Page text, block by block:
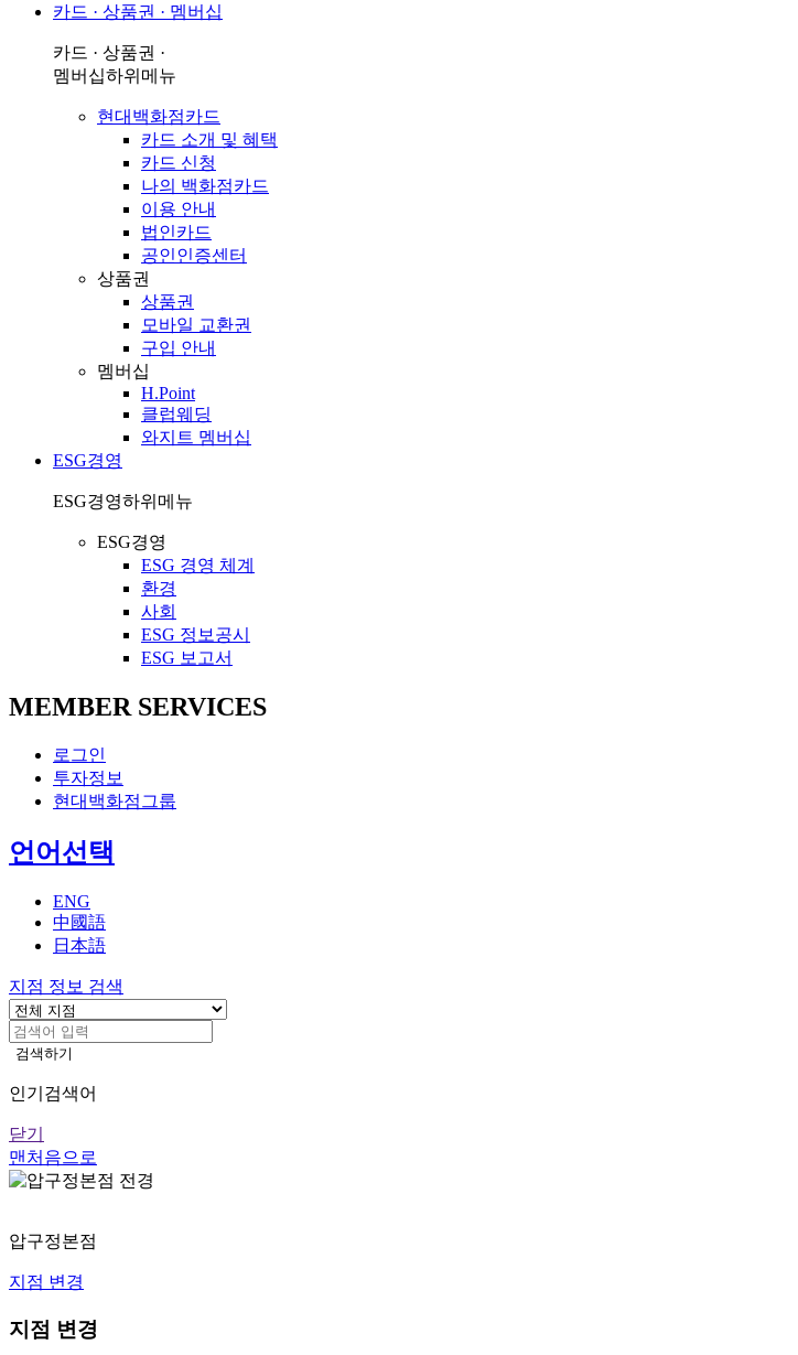
카드 · 상품권 · 멤버십
카드 · 상품권 ·
멤버십하위메뉴
현대백화점카드
카드 소개 및 혜택
카드 신청
나의 백화점카드
이용 안내
법인카드
공인인증센터
상품권
상품권
모바일 교환권
구입 안내
멤버십
H.Point
클럽웨딩
와지트 멤버십
ESG경영
ESG경영하위메뉴
ESG경영
ESG 경영 체계
환경
사회
ESG 정보공시
ESG 보고서
MEMBER SERVICES
로그인
투자정보
현대백화점그룹
언어선택
ENG
中國語
日本語
지점 정보 검색
검색하기
인기검색어
닫기
맨처음으로
지
안
내
본
지
압구정본점
지점 변경
지점 변경